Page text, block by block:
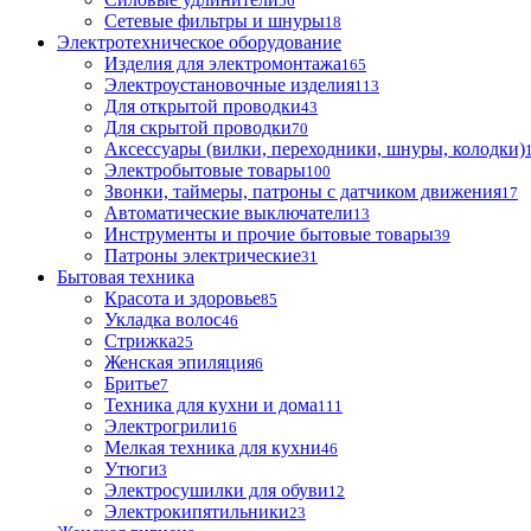
Сетевые фильтры и шнуры18
Электротехническое оборудование
Изделия для электромонтажа165
Электроустановочные изделия113
Для открытой проводки43
Для скрытой проводки70
Аксессуары (вилки, переходники, шнуры, колодки)
Электробытовые товары100
Звонки, таймеры, патроны с датчиком движения17
Автоматические выключатели13
Инструменты и прочие бытовые товары39
Патроны электрические31
Бытовая техника
Красота и здоровье85
Укладка волос46
Стрижка25
Женская эпиляция6
Бритье7
Техника для кухни и дома111
Электрогрили16
Мелкая техника для кухни46
Утюги3
Электросушилки для обуви12
Электрокипятильники23